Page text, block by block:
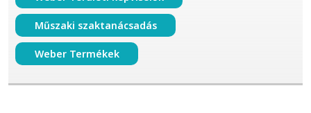
Műszaki szaktanácsadás
Weber Termékek